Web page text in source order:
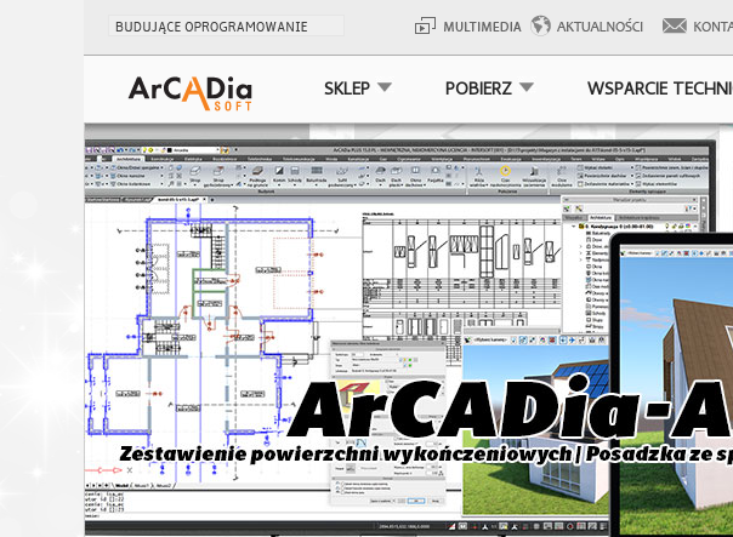
SKLEP POBIERZ WSPARCIE